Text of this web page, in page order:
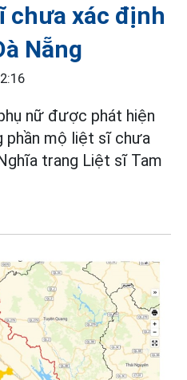
chưa xác định
Nẵng
nữ được phát hiện
phần mộ liệt sĩ chưa
trang Liệt sĩ Tam